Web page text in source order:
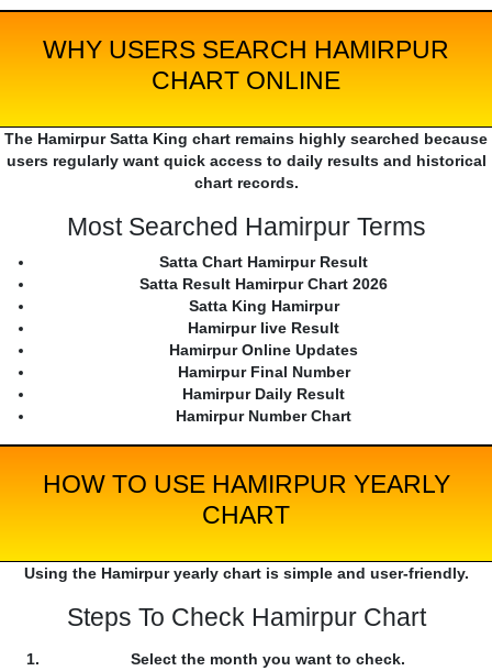
WHY USERS SEARCH HAMIRPUR
CHART ONLINE
The Hamirpur Satta King chart remains highly searched because
users regularly want quick access to daily results and historical
chart records.
Most Searched Hamirpur Terms
Satta Chart Hamirpur Result
Satta Result Hamirpur Chart 2026
Satta King Hamirpur
Hamirpur live Result
Hamirpur Online Updates
Hamirpur Final Number
Hamirpur Daily Result
Hamirpur Number Chart
HOW TO USE HAMIRPUR YEARLY
CHART
Using the Hamirpur yearly chart is simple and user-friendly.
Steps To Check Hamirpur Chart
Select the month you want to check.